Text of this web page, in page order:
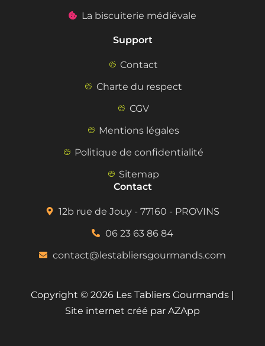
La biscuiterie médiévale
Support
Contact
Charte du respect
CGV
Mentions légales
Politique de confidentialité
Sitemap
Contact
12b rue de Jouy - 77160 - PROVINS
06 23 63 86 84
contact@lestabliersgourmands.com
Copyright © 2026 Les Tabliers Gourmands |
Site internet créé par AZApp